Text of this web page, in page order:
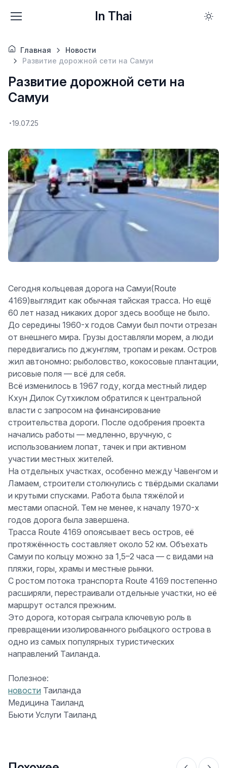
In Thai
Главная
Новости
Развитие дорожной сети на Самуи
Развитие дорожной сети на
Самуи
19.07.25
Сегодня кольцевая дорога на Самуи(Route
4169)выглядит как обычная тайская трасса. Но ещё
60 лет назад никаких дорог здесь вообще не было.
До середины 1960-х годов Самуи был почти отрезан
от внешнего мира. Грузы доставляли морем, а люди
передвигались по джунглям, тропам и рекам. Остров
жил автономно: рыболовство, кокосовые плантации,
рисовые поля — всё для себя.
Всё изменилось в 1967 году, когда местный лидер
Кхун Дилок Сутхиклом обратился к центральной
власти с запросом на финансирование
строительства дороги. После одобрения проекта
начались работы — медленно, вручную, с
использованием лопат, тачек и при активном
участии местных жителей.
На отдельных участках, особенно между Чавенгом и
Ламаем, строители столкнулись с твёрдыми скалами
и крутыми спусками. Работа была тяжёлой и
местами опасной. Тем не менее, к началу 1970-х
годов дорога была завершена.
Трасса Route 4169 опоясывает весь остров, её
протяжённость составляет около 52 км. Объехать
Самуи по кольцу можно за 1,5–2 часа — с видами на
пляжи, горы, храмы и местные рынки.
С ростом потока транспорта Route 4169 постепенно
расширяли, перестраивали отдельные участки, но её
маршрут остался прежним.
Это дорога, которая сыграла ключевую роль в
превращении изолированного рыбацкого острова в
одно из самых популярных туристических
направлений Таиланда.
Полезное:
новости Таиланда
Медицина Таиланд
Бьюти Услуги Таиланд